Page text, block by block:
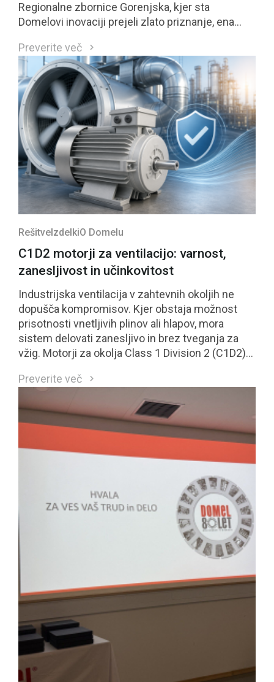
Regionalne zbornice Gorenjska, kjer sta
Domelovi inovaciji prejeli zlato priznanje, ena
ocenjene inovacije regije in bo kandidirala tudi za
nacionalno priznanje GZS.
Preverite več
RešitveIzdelkiO Domelu
C1D2 motorji za ventilacijo: varnost,
zanesljivost in učinkovitost
Industrijska ventilacija v zahtevnih okoljih ne
dopušča kompromisov. Kjer obstaja možnost
prisotnosti vnetljivih plinov ali hlapov, mora
sistem delovati zanesljivo in brez tveganja za
vžig. Motorji za okolja Class 1 Division 2 (C1D2)
Preverite več